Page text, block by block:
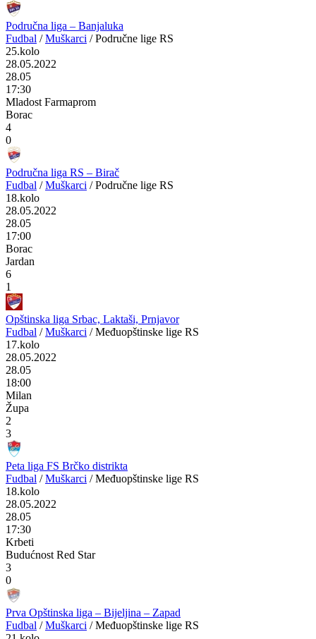
Područna liga – Banjaluka
Fudbal / Muškarci / Područne lige RS
25.kolo
28.05.2022
28.05
17:30
Mladost Farmaprom
Borac
4
0
Područna liga RS – Birač
Fudbal / Muškarci / Područne lige RS
18.kolo
28.05.2022
28.05
17:00
Borac
Jardan
6
1
Opštinska liga Srbac, Laktaši, Prnjavor
Fudbal / Muškarci / Međuopštinske lige RS
17.kolo
28.05.2022
28.05
18:00
Milan
Župa
2
3
Peta liga FS Brčko distrikta
Fudbal / Muškarci / Međuopštinske lige RS
18.kolo
28.05.2022
28.05
17:30
Krbeti
Budućnost Red Star
3
0
Prva Opštinska liga – Bijeljina – Zapad
Fudbal / Muškarci / Međuopštinske lige RS